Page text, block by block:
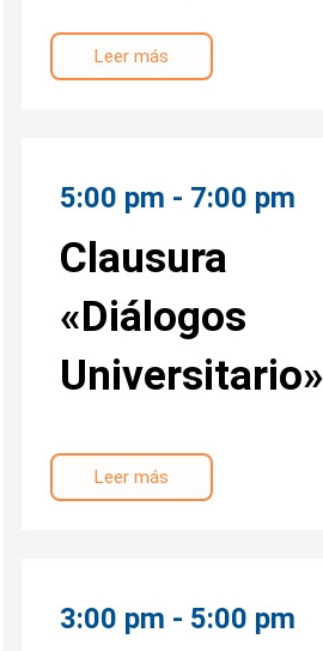
Leer más
5:00 pm - 7:00 pm
Clausura
«Diálogos
Universitario»
Leer más
3:00 pm - 5:00 pm